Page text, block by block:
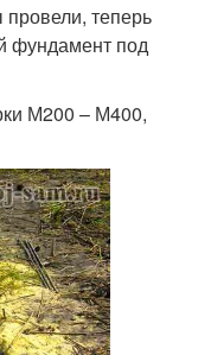
провели, теперь
фундамент под
М200 – М400,